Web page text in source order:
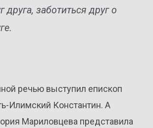
друга, заботиться друг о
речью выступил епископ
Илимский Константин. А
Мариловцева представила